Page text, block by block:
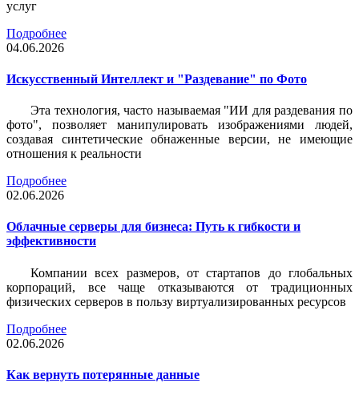
услуг
Подробнее
04.06.2026
Искусственный Интеллект и "Раздевание" по Фото
Эта технология, часто называемая "ИИ для раздевания по
фото", позволяет манипулировать изображениями людей,
создавая синтетические обнаженные версии, не имеющие
отношения к реальности
Подробнее
02.06.2026
Облачные серверы для бизнеса: Путь к гибкости и
эффективности
Компании всех размеров, от стартапов до глобальных
корпораций, все чаще отказываются от традиционных
физических серверов в пользу виртуализированных ресурсов
Подробнее
02.06.2026
Как вернуть потерянные данные